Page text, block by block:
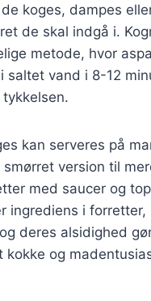
koges, dampes
de skal indgå i.
metode, hvor
saltet vand i 8-12
kan serveres på
version til
med saucer og
ingrediens i forretter,
deres alsidighed
kokke og